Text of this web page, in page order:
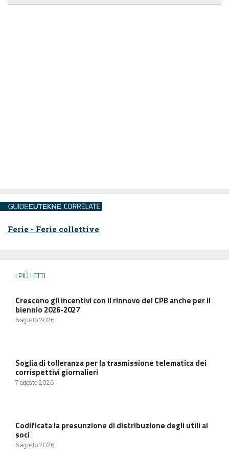
Ferie - Ferie collettive
I PIÙ LETTI
Crescono gli incentivi con il rinnovo del CPB anche per il
biennio 2026-2027
6 agosto 2026
Soglia di tolleranza per la trasmissione telematica dei
corrispettivi giornalieri
7 agosto 2026
Codificata la presunzione di distribuzione degli utili ai
soci
6 agosto 2026